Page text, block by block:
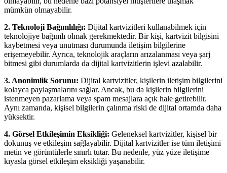
mümkün olmayabilir.
2. Teknoloji Bağımlılığı: Dijital kartvizitleri kullanabilmek için
teknolojiye bağımlı olmak gerekmektedir. Bir kişi, kartvizit bilgisini
kaybetmesi veya unutması durumunda iletişim bilgilerine
erişemeyebilir. Ayrıca, teknolojik araçların arızalanması veya şarj
bitmesi gibi durumlarda da dijital kartvizitlerin işlevi azalabilir.
3. Anonimlik Sorunu: Dijital kartvizitler, kişilerin iletişim bilgilerini
kolayca paylaşmalarını sağlar. Ancak, bu da kişilerin bilgilerini
istenmeyen pazarlama veya spam mesajlara açık hale getirebilir.
Aynı zamanda, kişisel bilgilerin çalınma riski de dijital ortamda daha
yüksektir.
4. Görsel Etkileşimin Eksikliği: Geleneksel kartvizitler, kişisel bir
dokunuş ve etkileşim sağlayabilir. Dijital kartvizitler ise tüm iletişimi
metin ve görüntülerle sınırlı tutar. Bu nedenle, yüz yüze iletişime
kıyasla görsel etkileşim eksikliği yaşanabilir.